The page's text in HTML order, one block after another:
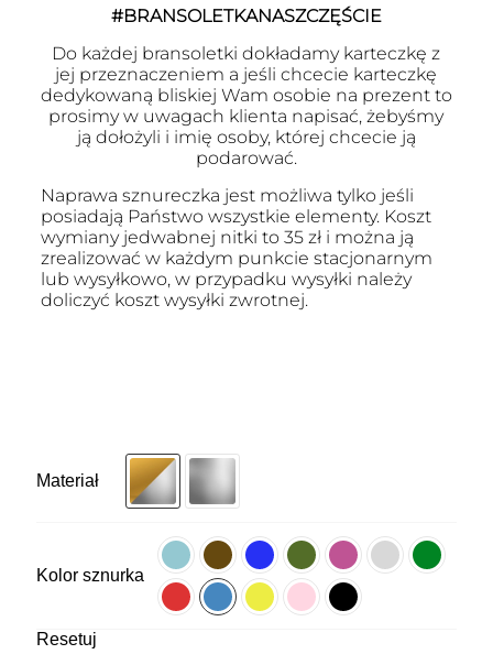
#BRANSOLETKANASZCZĘŚCIE
Do każdej bransoletki dokładamy karteczkę z
jej przeznaczeniem a jeśli chcecie karteczkę
dedykowaną bliskiej Wam osobie na prezent to
prosimy w uwagach klienta napisać, żebyśmy
ją dołożyli i imię osoby, której chcecie ją
podarować.
Naprawa sznureczka jest możliwa tylko jeśli
posiadają Państwo wszystkie elementy. Koszt
wymiany jedwabnej nitki to 35 zł i można ją
zrealizować w każdym punkcie stacjonarnym
lub wysyłkowo, w przypadku wysyłki należy
doliczyć koszt wysyłki zwrotnej.
Materiał
Kolor sznurka
Resetuj